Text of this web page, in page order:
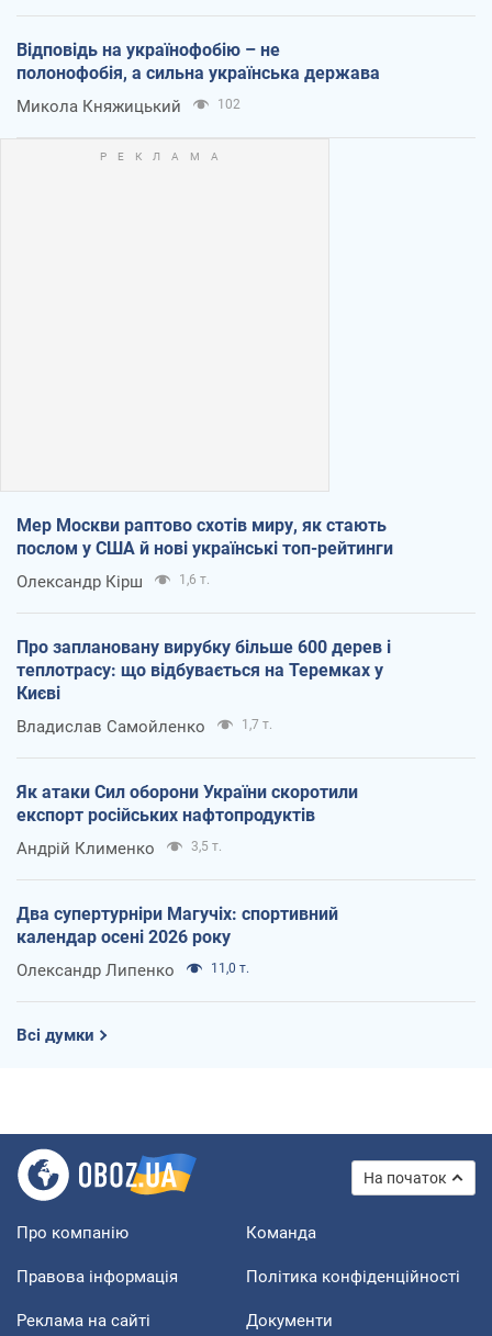
Відповідь на українофобію – не
полонофобія, а сильна українська держава
Микола Княжицький 102
Мер Москви раптово схотів миру, як стають
послом у США й нові українські топ-рейтинги
Олександр Кірш 1,6 т.
Про заплановану вирубку більше 600 дерев і
теплотрасу: що відбувається на Теремках у
Києві
Владислав Самойленко 1,7 т.
Як атаки Сил оборони України скоротили
експорт російських нафтопродуктів
Андрій Клименко 3,5 т.
Два супертурніри Магучіх: спортивний
календар осені 2026 року
Олександр Липенко 11,0 т.
Всі думки
На початок
Про компанію Команда
Правова інформація Політика конфіденційності
Реклама на сайті Документи